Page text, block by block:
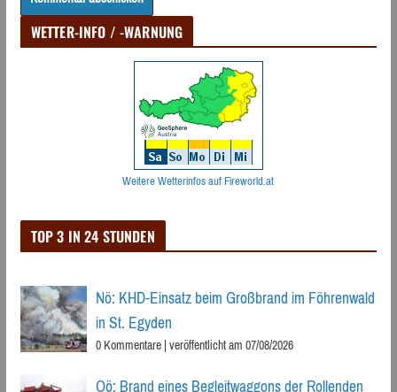
WETTER-INFO / -WARNUNG
Weitere Wetterinfos auf Fireworld.at
TOP 3 IN 24 STUNDEN
Nö: KHD-Einsatz beim Großbrand im Föhrenwald
in St. Egyden
0 Kommentare|veröffentlicht am 07/08/2026